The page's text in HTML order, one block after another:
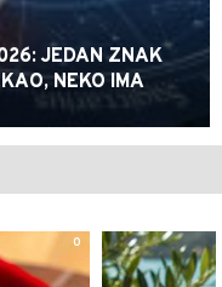
JEDAN ZNAK
NEKO IMA
0